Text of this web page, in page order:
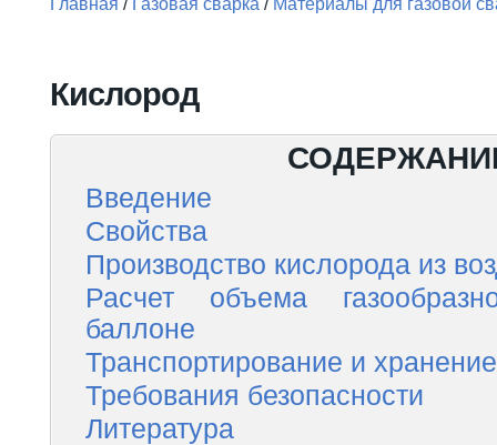
Кислород
Введение
Свойства
Производство кислорода из
Расчет объема
баллоне
Транспортирование и хранение
Требования безопасности
Литература